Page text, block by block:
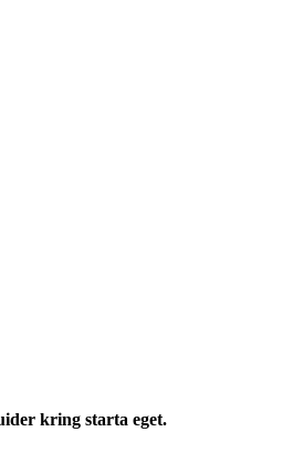
kring starta eget.